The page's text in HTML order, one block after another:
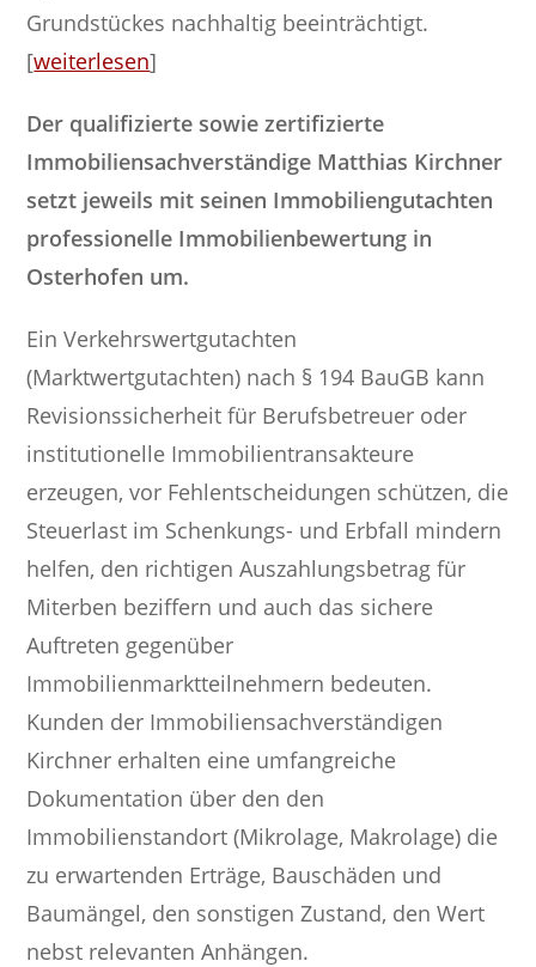
Grundstückes nachhaltig beeinträchtigt.
[weiterlesen]
Der qualifizierte sowie zertifizierte
Immobiliensachverständige Matthias Kirchner
setzt jeweils mit seinen Immobiliengutachten
professionelle Immobilienbewertung in
Osterhofen um.
Ein Verkehrswertgutachten
(Marktwertgutachten) nach § 194 BauGB kann
Revisionssicherheit für Berufsbetreuer oder
institutionelle Immobilientransakteure
erzeugen, vor Fehlentscheidungen schützen, die
Steuerlast im Schenkungs- und Erbfall mindern
helfen, den richtigen Auszahlungsbetrag für
Miterben beziffern und auch das sichere
Auftreten gegenüber
Immobilienmarktteilnehmern bedeuten.
Kunden der Immobiliensachverständigen
Kirchner erhalten eine umfangreiche
Dokumentation über den den
Immobilienstandort (Mikrolage, Makrolage) die
zu erwartenden Erträge, Bauschäden und
Baumängel, den sonstigen Zustand, den Wert
nebst relevanten Anhängen.